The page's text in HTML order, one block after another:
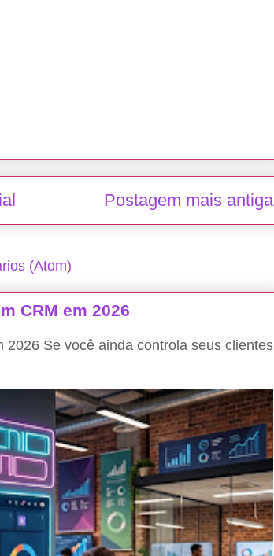
Postagem mais antiga
(Atom)
CRM em 2026
Se você ainda controla seus clientes